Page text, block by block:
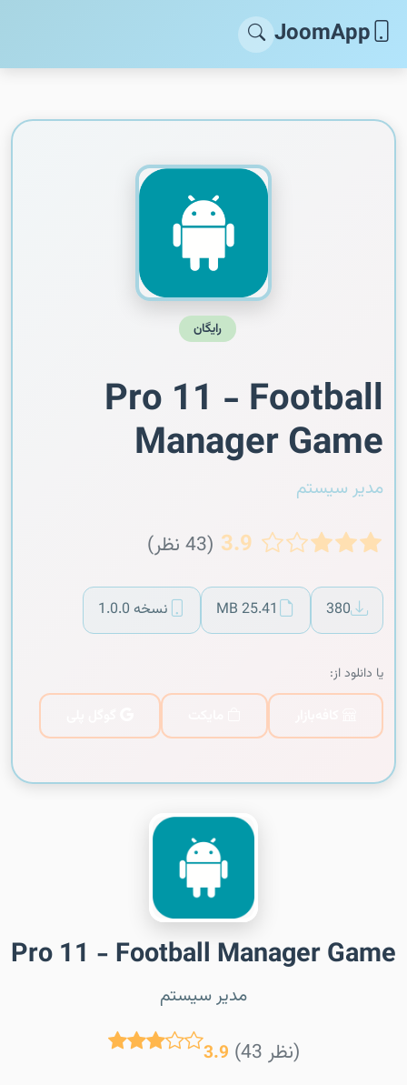
JoomApp
رایگان
Pro 11 - Football
Manager Game
مدیر سیستم
3.9 (43 نظر)
380
25.41 MB نسخه 1.0.0
یا دانلود از:
Pro 11 - Football Manager Game
مدیر سیستم
3.9 (43 نظر)